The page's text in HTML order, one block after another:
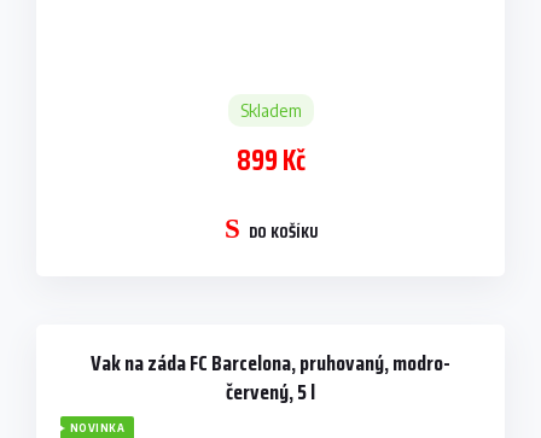
Skladem
899 Kč
DO KOŠÍKU
Vak na záda FC Barcelona, pruhovaný, modro-
červený, 5 l
NOVINKA